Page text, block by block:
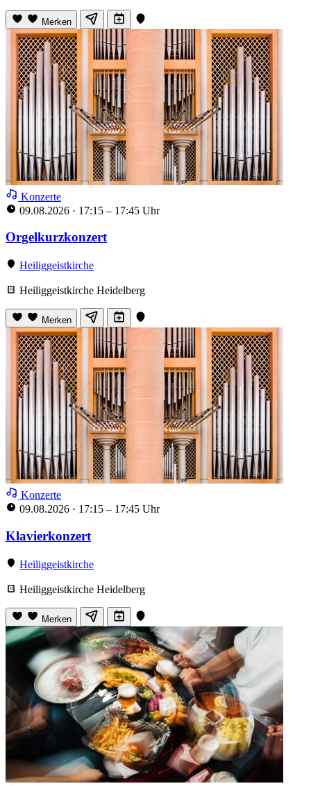
Merken
Konzerte
09.08.2026 · 17:15 – 17:45 Uhr
Orgelkurzkonzert
Heiliggeistkirche
Heiliggeistkirche Heidelberg
Merken
Konzerte
09.08.2026 · 17:15 – 17:45 Uhr
Klavierkonzert
Heiliggeistkirche
Heiliggeistkirche Heidelberg
Merken